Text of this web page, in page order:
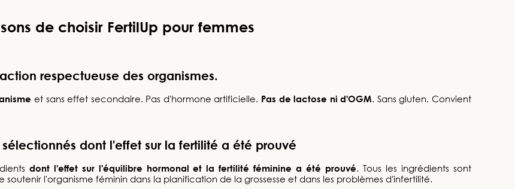
de choisir FertilUp pour femmes
respectueuse des organismes.
et sans effet secondaire. Pas d'hormone artificielle. Pas de lactose ni d'OGM. Sans gluten. Convient
dont l'effet sur la fertilité a été prouvé
dont l'effet sur l'équilibre hormonal et la fertilité féminine a été prouvé. Tous les ingrédients sont
l'organisme féminin dans la planification de la grossesse et dans les problèmes d'infertilité.